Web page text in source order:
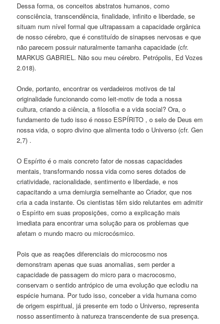
Dessa forma, os conceitos abstratos humanos, como
consciência, transcendência, finalidade, infinito e liberdade, se
situam num nível formal que ultrapassam a capacidade orgânica
de nosso cérebro, que é constituído de sinapses nervosas e que
não parecem possuir naturalmente tamanha capacidade (cfr.
MARKUS GABRIEL. Não sou meu cérebro. Petrópolis, Ed Vozes
2.018).
Onde, portanto, encontrar os verdadeiros motivos de tal
originalidade funcionando como leit-motiv de toda a nossa
cultura, criando a ciência, a filosofia e a vida social? Ora, o
fundamento de tudo isso é nosso ESPÍRITO , o selo de Deus em
nossa vida, o sopro divino que alimenta todo o Universo (cfr. Gen
2,7) .
O Espírito é o mais concreto fator de nossas capacidades
mentais, transformando nossa vida como seres dotados de
criatividade, racionalidade, sentimento e liberdade, e nos
capacitando a uma demiurgia semelhante ao Criador, que nos
cria a cada instante. Os cientistas têm sido relutantes em admitir
o Espírito em suas proposições, como a explicação mais
imediata para encontrar uma solução para os problemas que
afetam o mundo macro ou microcósmico.
Pois que as reações diferenciais do microcosmo nos
demonstram apenas que suas anomalias, sem perder a
capacidade de passagem do micro para o macrocosmo,
conservam o sentido antrópico de uma evolução que eclodiu na
espécie humana. Por tudo isso, conceber a vida humana como
de origem espiritual, já presente em todo o Universo, representa
nosso assentimento à natureza transcendente de sua presença.